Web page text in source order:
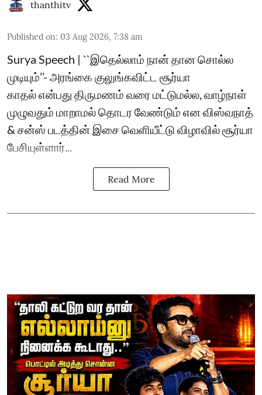
thanthitv
Published on: 03 Aug 2026, 7:38 am
Surya Speech | ``இதெல்லாம் நான் தான சொல்ல
முடியும்’’- அரங்கை குலுங்கவிட்ட சூர்யா
காதல் என்பது திருமணம் வரை மட்டுமல்ல, வாழ்நாள்
முழுவதும் மாறாமல் தொடர வேண்டும் என விஸ்வநாத்
& சன்ஸ் படத்தின் இசை வெளியீட்டு விழாவில் சூர்யா
பேசியுள்ளார்...
Read More